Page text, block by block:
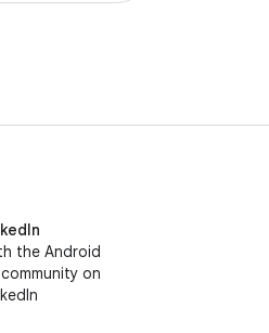
the Android
on